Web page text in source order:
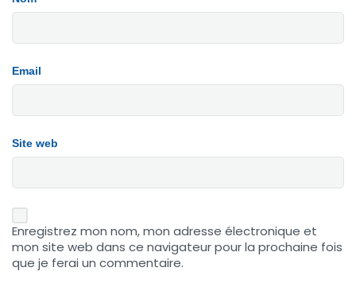
Email
Site web
Enregistrez mon nom, mon adresse électronique et
mon site web dans ce navigateur pour la prochaine fois
que je ferai un commentaire.